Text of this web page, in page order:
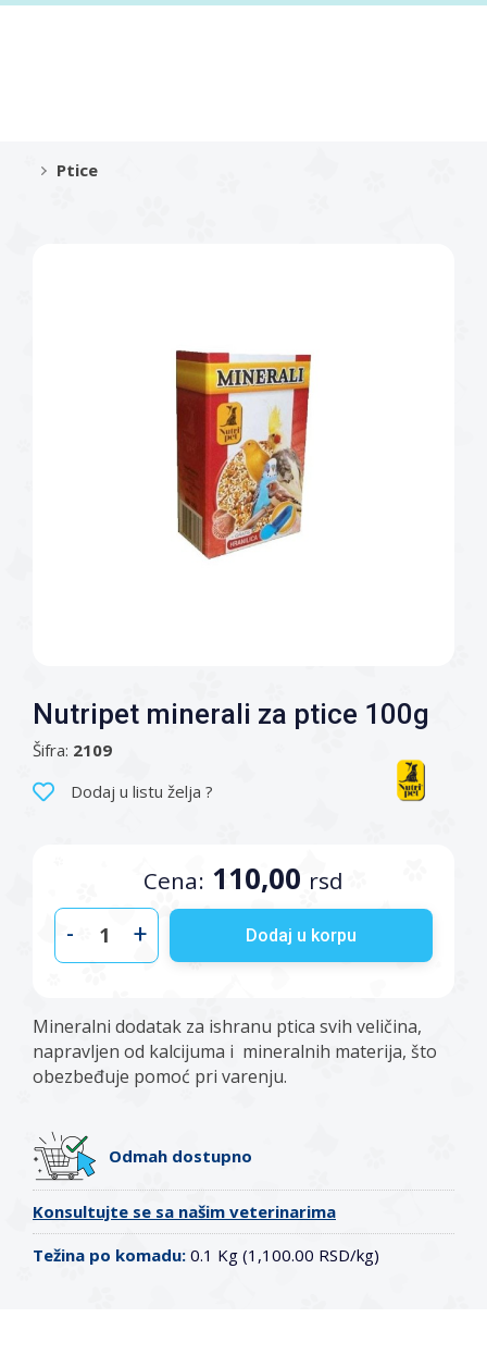
Ptice
Nutripet minerali za ptice 100g
Šifra: 2109
Dodaj u listu želja ?
Cena: 110,00 rsd
- + Dodaj u korpu
Mineralni dodatak za ishranu ptica svih veličina,
napravljen od kalcijuma i mineralnih materija, što
obezbeđuje pomoć pri varenju.
Odmah dostupno
Konsultujte se sa našim veterinarima
Težina po komadu: 0.1 Kg (1,100.00 RSD/kg)